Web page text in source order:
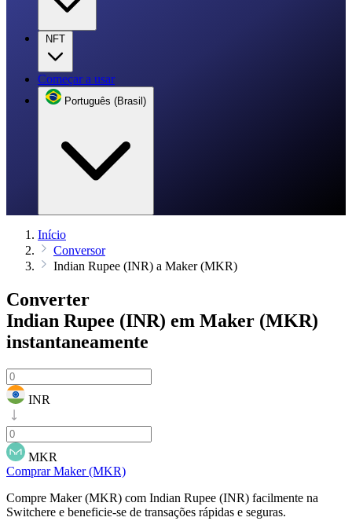
NFT
Começar a usar
Português (Brasil)
Início
Conversor
Indian Rupee (INR) a Maker (MKR)
Converter
Indian Rupee (INR) em Maker (MKR)
instantaneamente
INR
MKR
Comprar Maker (MKR)
Compre Maker (MKR) com Indian Rupee (INR) facilmente na
Switchere e beneficie-se de transações rápidas e seguras.